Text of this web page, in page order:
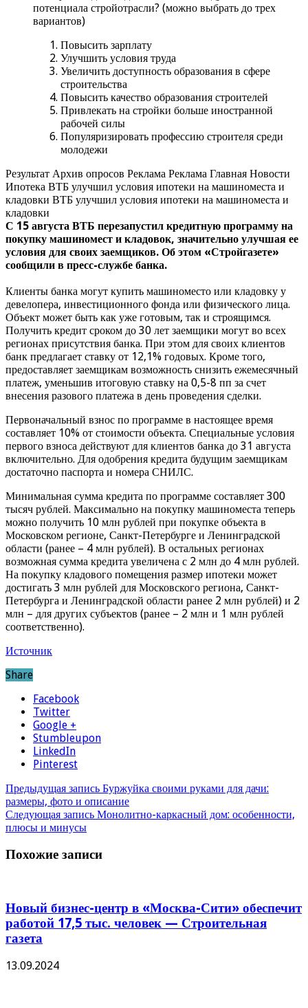
потенциала стройотрасли? (можно выбрать до трех
вариантов)
Повысить зарплату
Улучшить условия труда
Увеличить доступность образования в сфере
строительства
Повысить качество образования строителей
Привлекать на стройки больше иностранной
рабочей силы
Популяризировать профессию строителя среди
молодежи
Результат Архив опросов Реклама Реклама Главная Новости
Ипотека ВТБ улучшил условия ипотеки на машиноместа и
кладовки ВТБ улучшил условия ипотеки на машиноместа и
кладовки
С 15 августа ВТБ перезапустил кредитную программу на
покупку машиномест и кладовок, значительно улучшая ее
условия для своих заемщиков. Об этом «Стройгазете»
сообщили в пресс-службе банка.
Клиенты банка могут купить машиноместо или кладовку у
девелопера, инвестиционного фонда или физического лица.
Объект может быть как уже готовым, так и строящимся.
Получить кредит сроком до 30 лет заемщики могут во всех
регионах присутствия банка. При этом для своих клиентов
банк предлагает ставку от 12,1% годовых. Кроме того,
предоставляет заемщикам возможность снизить ежемесячный
платеж, уменьшив итоговую ставку на 0,5-8 пп за счет
внесения разового платежа в день проведения сделки.
Первоначальный взнос по программе в настоящее время
составляет 10% от стоимости объекта. Специальные условия
первого взноса действуют для клиентов банка до 31 августа
включительно. Для одобрения кредита будущим заемщикам
достаточно паспорта и номера СНИЛС.
Минимальная сумма кредита по программе составляет 300
тысяч рублей. Максимально на покупку машиноместа теперь
можно получить 10 млн рублей при покупке объекта в
Московском регионе, Санкт-Петербурге и Ленинградской
области (ранее – 4 млн рублей). В остальных регионах
возможная сумма кредита увеличена с 2 млн до 4 млн рублей.
На покупку кладового помещения размер ипотеки может
достигать 3 млн рублей для Московского региона, Санкт-
Петербурга и Ленинградской области ранее 2 млн рублей) и 2
млн – для других субъектов (ранее – 2 млн и 1 млн рублей
соответственно).
Источник
Share
Facebook
Twitter
Google +
Stumbleupon
LinkedIn
Pinterest
Предыдущая запись Буржуйка своими руками для дачи:
размеры, фото и описание
Следующая запись Монолитно-каркасный дом: особенности,
плюсы и минусы
Похожие записи
Новый бизнес-центр в «Москва-Сити» обеспечит
работой 17,5 тыс. человек — Строительная
газета
13.09.2024